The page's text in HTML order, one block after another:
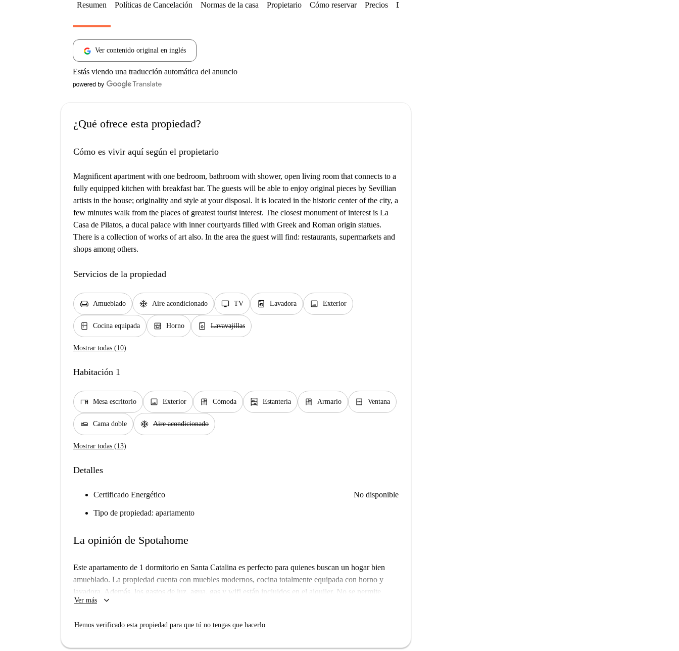
Resumen Políticas de Cancelación Normas de la casa Propietario Cómo reservar Precios Disponibilidades
Ver contenido original en inglés
Estás viendo una traducción automática del anuncio
¿Qué ofrece esta propiedad?
Cómo es vivir aquí según el propietario
Magnificent apartment with one bedroom, bathroom with shower, open living room that connects to a
fully equipped kitchen with breakfast bar. The guests will be able to enjoy original pieces by Sevillian
artists in the house; originality and style at your disposal. It is located in the historic center of the city, a
few minutes walk from the places of greatest tourist interest. The closest monument of interest is La
Casa de Pilatos, a ducal palace with inner courtyards filled with Greek and Roman origin statues.
There is a collection of works of art also. In the area the guest will find: restaurants, supermarkets and
shops among others.
Servicios de la propiedad
chair Amueblado ac_unit Aire acondicionado tv TV local_laundry_service Lavadora image Exterior
kitchen Cocina equipada oven_gen Horno dishwasher_gen Lavavajillas
Mostrar todas (10)
Habitación 1
desk Mesa escritorio image Exterior dresser Cómoda shelves Estantería dresser Armario window_closed Ventana
airline_seat_flat Cama doble ac_unit Aire acondicionado
Mostrar todas (13)
Detalles
Certificado Energético No disponible
Tipo de propiedad: apartamento
La opinión de Spotahome
Este apartamento de 1 dormitorio en Santa Catalina es perfecto para quienes buscan un hogar bien
amueblado. La propiedad cuenta con muebles modernos, cocina totalmente equipada con horno y
lavadora. Además, los gastos de luz, agua, gas y wifi están incluidos en el alquiler. No se permite
fumar ni se admiten mascotas, y la propiedad es exterior con aire acondicionado central. Spotahome
encontrará el Barrio de Santa Cruz, el Convento de San Leandro y el Monumento al Niño Ricardo,
Ver más keyboard_arrow_down
Hemos verificado esta propiedad para que tú no tengas que hacerlo